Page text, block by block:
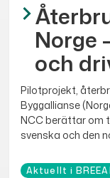
Norge
och
Pilotprojekt,
Byggallianse
NCC berättar om
svenska och den
Aktuellt i